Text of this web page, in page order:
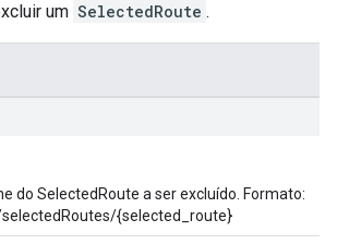
um SelectedRoute .
do SelectedRoute a ser excluído. Formato:
{selected_route}